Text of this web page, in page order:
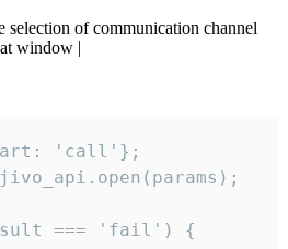
selection of communication channel
window |
'call'};
=== 'fail') {